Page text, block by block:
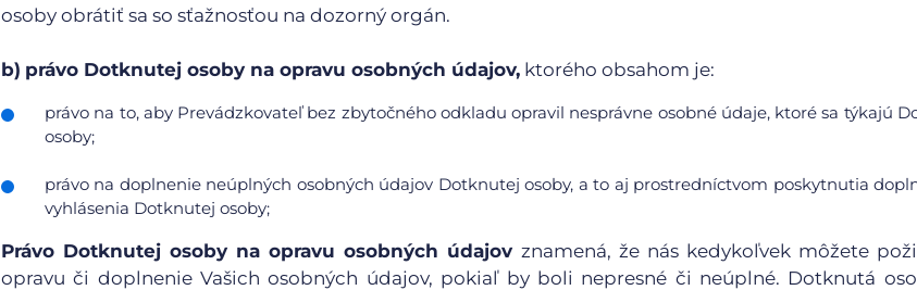
osoby obrátiť sa so sťažnosťou na dozorný orgán.
b) právo Dotknutej osoby na opravu osobných údajov, ktorého obsahom je:
právo na to, aby Prevádzkovateľ bez zbytočného odkladu opravil nesprávne osobné údaje, ktoré sa týkajú
osoby;
právo na doplnenie neúplných osobných údajov Dotknutej osoby, a to aj prostredníctvom poskytnutia
vyhlásenia Dotknutej osoby;
Právo Dotknutej osoby na opravu osobných údajov znamená, že nás kedykoľvek môžete
opravu či doplnenie Vašich osobných údajov, pokiaľ by boli nepresné či neúplné. Dotknutá